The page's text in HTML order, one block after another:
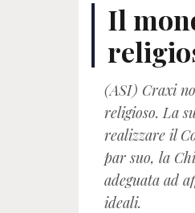
Il
(ASI) Craxi
religioso. La
realizzare il
par suo, la
adeguata ad
ideali.